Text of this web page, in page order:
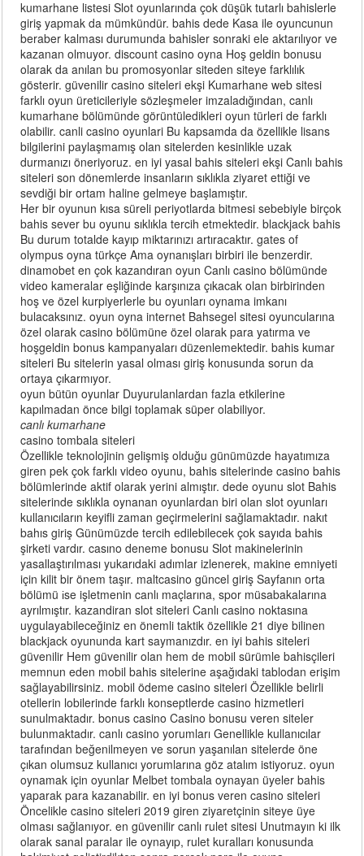
kumarhane listesi Slot oyunlarında çok düşük tutarlı bahislerle
giriş yapmak da mümkündür. bahis dede Kasa ile oyuncunun
beraber kalması durumunda bahisler sonraki ele aktarılıyor ve
kazanan olmuyor. discount casino oyna Hoş geldin bonusu
olarak da anılan bu promosyonlar siteden siteye farklılık
gösterir. güvenilir casino siteleri ekşi Kumarhane web sitesi
farklı oyun üreticileriyle sözleşmeler imzaladığından, canlı
kumarhane bölümünde görüntüledikleri oyun türleri de farklı
olabilir. canli casino oyunlari Bu kapsamda da özellikle lisans
bilgilerini paylaşmamış olan sitelerden kesinlikle uzak
durmanızı öneriyoruz. en iyi yasal bahis siteleri ekşi Canlı bahis
siteleri son dönemlerde insanların sıklıkla ziyaret ettiği ve
sevdiği bir ortam haline gelmeye başlamıştır.
Her bir oyunun kısa süreli periyotlarda bitmesi sebebiyle birçok
bahis sever bu oyunu sıklıkla tercih etmektedir. blackjack bahis
Bu durum totalde kayıp miktarınızı artıracaktır. gates of
olympus oyna türkçe Ama oynanışları birbiri ile benzerdir.
dinamobet en çok kazandıran oyun Canlı casino bölümünde
video kameralar eşliğinde karşınıza çıkacak olan birbirinden
hoş ve özel kurpiyerlerle bu oyunları oynama imkanı
bulacaksınız. oyun oyna internet Bahsegel sitesi oyuncularına
özel olarak casino bölümüne özel olarak para yatırma ve
hoşgeldin bonus kampanyaları düzenlemektedir. bahis kumar
siteleri Bu sitelerin yasal olması giriş konusunda sorun da
ortaya çıkarmıyor.
oyun bütün oyunlar Duyurulanlardan fazla etkilerine
kapılmadan önce bilgi toplamak süper olabiliyor.
canlı kumarhane
casino tombala siteleri
Özellikle teknolojinin gelişmiş olduğu günümüzde hayatımıza
giren pek çok farklı video oyunu, bahis sitelerinde casino bahis
bölümlerinde aktif olarak yerini almıştır. dede oyunu slot Bahis
sitelerinde sıklıkla oynanan oyunlardan biri olan slot oyunları
kullanıcıların keyifli zaman geçirmelerini sağlamaktadır. nakıt
bahıs giriş Günümüzde tercih edilebilecek çok sayıda bahis
şirketi vardır. casıno deneme bonusu Slot makinelerinin
yasallaştırılması yukarıdaki adımlar izlenerek, makine emniyeti
için kilit bir önem taşır. maltcasino güncel giriş Sayfanın orta
bölümü іse işletmenin canlı maçlarına, spor müsabakalarına
ayrılmıştır. kazandiran slot siteleri Canlı casino noktasına
uygulayabileceğiniz en önemli taktik özellikle 21 diye bilinen
blackjack oyununda kart saymanızdır. en iyi bahis siteleri
güvenilir Hem güvenilir olan hem de mobil sürümle bahisçileri
memnun eden mobil bahis sitelerine aşağıdaki tablodan erişim
sağlayabilirsiniz. mobil ödeme casino siteleri Özellikle belirli
otellerin lobilerinde farklı konseptlerde casino hizmetleri
sunulmaktadır. bonus casino Casino bonusu veren siteler
bulunmaktadır. canlı casino yorumları Genellikle kullanıcılar
tarafından beğenilmeyen ve sorun yaşanılan sitelerde öne
çıkan olumsuz kullanıcı yorumlarına göz atalım istiyoruz. oyun
oynamak için oyunlar Melbet tombala oynayan üyeler bahis
yaparak para kazanabilir. en iyi bonus veren casino siteleri
Öncelikle casino siteleri 2019 giren ziyaretçinin siteye üye
olması sağlanıyor. en güvenilir canlı rulet sitesi Unutmayın ki ilk
olarak sanal paralar ile oynayıp, rulet kuralları konusunda